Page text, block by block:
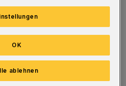
von
so der
Alexander Schmidt:
sich ab morgen, wie das
uns in der größten
ablehnen
OK